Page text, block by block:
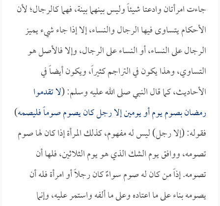
جاءت امرأتان وادعتا شيئاً وليس بينهما بينة، فهما كالرجال؛ لأن
الأحكام يتساوى فيها الرجال والنساء، إلا إذا جاء شيء يميز
الرجال على النساء، أو النساء على الرجال، وإلا فالأصل هو
التساوي، وهذا يكون في التراجم كثيراً، ويكون أيضاً في
الأحاديث، كما قال النبي صلى الله عليه وسلم: (لا تقدموا
رمضان بصوم يوم أو يومين إلا رجل كان يصوم صوماً فليصمه)
فقوله: (إلا رجل) ليس له مفهوم، كذلك المرأة إذا كان لها صوم
تصومه، ووافق يوم الشك الذي هو يوم الثلاثين، فلها أن
تصومه. إذاً من كان له صوم سواءًَ كان رجلاً أو امرأة فله أن
يصومه بناء على ما اعتاده وعلى ما ألفه واستمر عليه، وإنما